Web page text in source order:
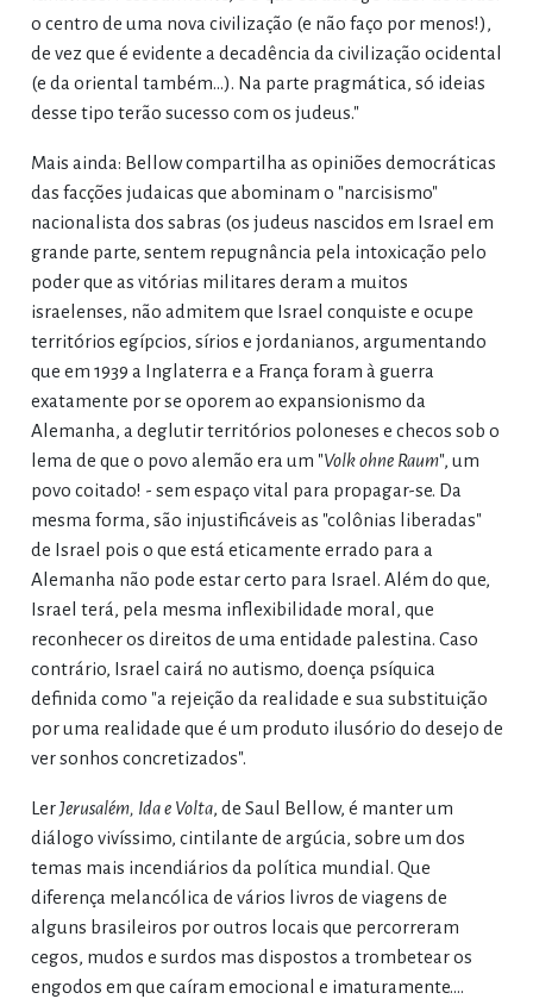
o centro de uma nova civilização (e não faço por menos!),
de vez que é evidente a decadência da civilização ocidental
(e da oriental também...). Na parte pragmática, só ideias
desse tipo terão sucesso com os judeus."
Mais ainda: Bellow compartilha as opiniões democráticas
das facções judaicas que abominam o "narcisismo"
nacionalista dos sabras (os judeus nascidos em Israel em
grande parte, sentem repugnância pela intoxicação pelo
poder que as vitórias militares deram a muitos
israelenses, não admitem que Israel conquiste e ocupe
territórios egípcios, sírios e jordanianos, argumentando
que em 1939 a Inglaterra e a França foram à guerra
exatamente por se oporem ao expansionismo da
Alemanha, a deglutir territórios poloneses e checos sob o
lema de que o povo alemão era um "Volk ohne Raum", um
povo coitado! - sem espaço vital para propagar-se. Da
mesma forma, são injustificáveis as "colônias liberadas"
de Israel pois o que está eticamente errado para a
Alemanha não pode estar certo para Israel. Além do que,
Israel terá, pela mesma inflexibilidade moral, que
reconhecer os direitos de uma entidade palestina. Caso
contrário, Israel cairá no autismo, doença psíquica
definida como "a rejeição da realidade e sua substituição
por uma realidade que é um produto ilusório do desejo de
ver sonhos concretizados".
LerJerusalém, Ida e Volta, de Saul Bellow, é manter um
diálogo vivíssimo, cintilante de argúcia, sobre um dos
temas mais incendiários da política mundial. Que
diferença melancólica de vários livros de viagens de
alguns brasileiros por outros locais que percorreram
cegos, mudos e surdos mas dispostos a trombetear os
engodos em que caíram emocional e imaturamente.…